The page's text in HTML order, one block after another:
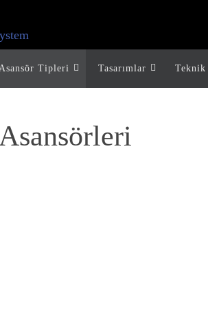
Tipleri Tasarımlar